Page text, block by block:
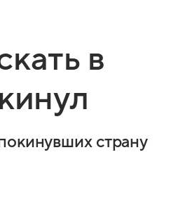
в
страну